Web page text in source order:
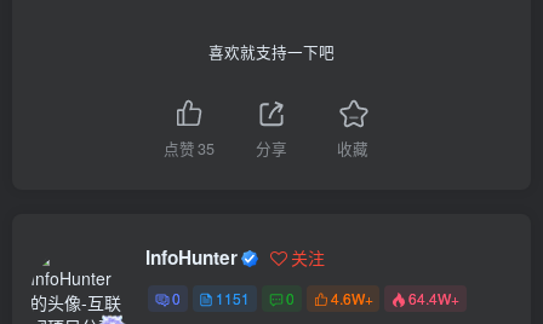
喜欢就支持一下吧
点赞35 分享 收藏
InfoHunter 关注
0 1151 0 4.6W+ 64.4W+